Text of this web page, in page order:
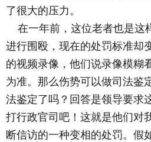
了很大的压力。
在一年前，这位老者也是这
进行围殴，现在的处罚标准却
的视频录像，他们说录像模糊
为准。那么伤势可以做司法鉴
法鉴定了吗？回答是领导要求
打行政官司吧！这就是他们对
断信访的一种变相的处罚。假